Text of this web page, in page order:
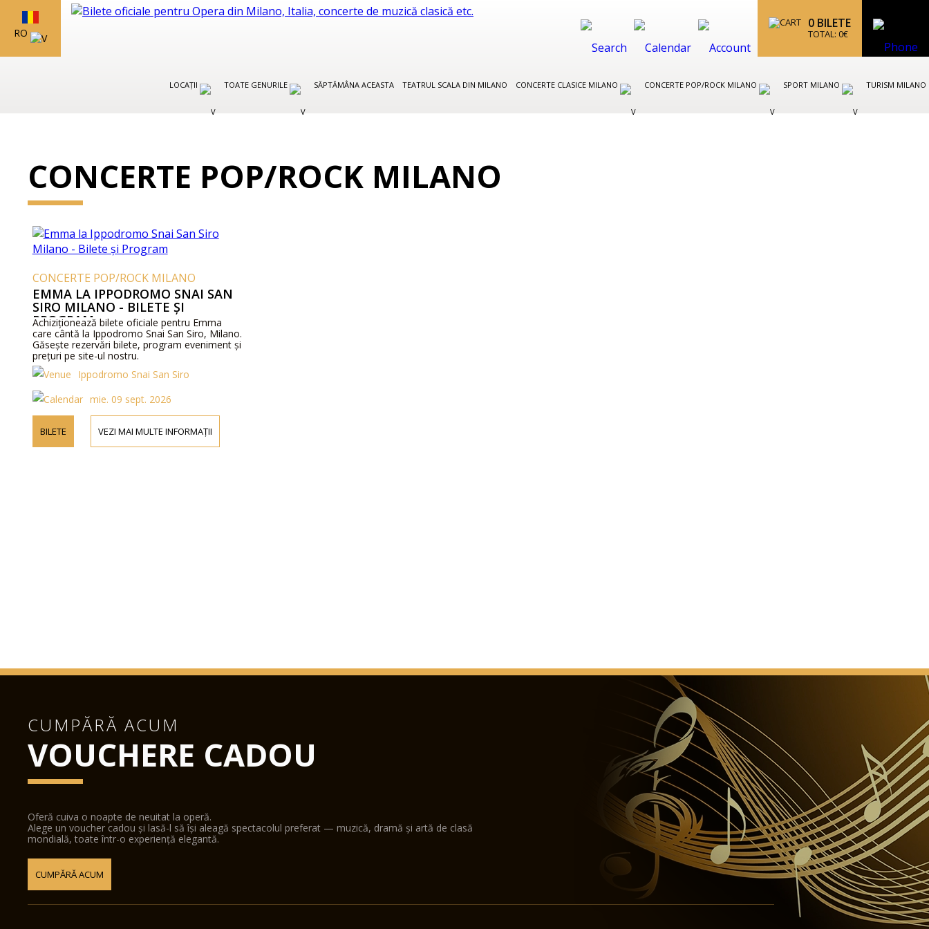
RO
0 BILETE
TOTAL: 0€
LOCAȚII TOATE GENURILE SĂPTĂMÂNA ACEASTA TEATRUL SCALA DIN MILANO CONCERTE CLASICE MILANO CONCERTE POP/ROCK MILANO SPORT MILANO TURISM MILANO
CONCERTE POP/ROCK MILANO
CONCERTE POP/ROCK MILANO
EMMA LA IPPODROMO SNAI SAN
SIRO MILANO - BILETE ȘI
PROGRAM
Achiziționează bilete oficiale pentru Emma
care cântă la Ippodromo Snai San Siro, Milano.
Găsește rezervări bilete, program eveniment și
prețuri pe site-ul nostru.
Ippodromo Snai San Siro
mie. 09 sept. 2026
BILETE VEZI MAI MULTE INFORMAȚII
CUMPĂRĂ ACUM
VOUCHERE CADOU
Oferă cuiva o noapte de neuitat la operă.
Alege un voucher cadou și lasă-l să își aleagă spectacolul preferat — muzică, dramă și artă de clasă
mondială, toate într-o experiență elegantă.
CUMPĂRĂ ACUM